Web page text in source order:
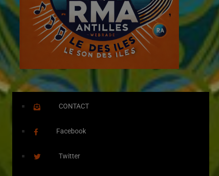
CONTACT
Facebook
Twitter